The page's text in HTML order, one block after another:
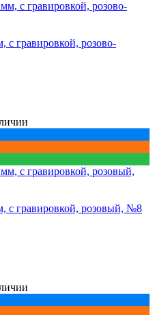
гравировкой, розово-
с гравировкой, розовый, №8